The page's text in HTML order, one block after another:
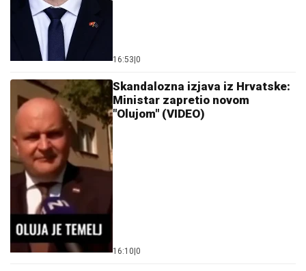
OVOM GRADU:
"Ne daj Bože da meni dete kaže nešto
ružno! Ja sam njih pratila": Pevačica
otkrila šta je sve radila zbog dece, o
ovome nikada nije pričala